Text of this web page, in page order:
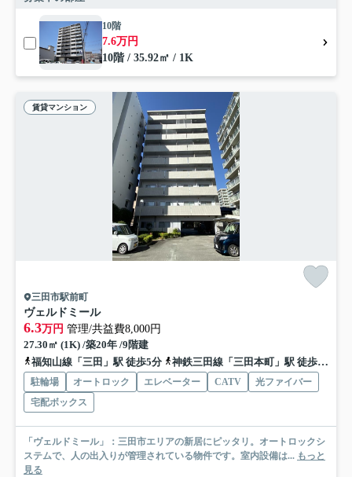
10階
7.6万円
10階 / 35.92㎡ / 1K
賃貸マンション
三田市駅前町
ヴェルドミール
6.3万円 管理/共益費8,000円
27.30㎡ (1K) /築20年 /9階建
福知山線「三田」駅 徒歩5分
神鉄三田線「三田本町」駅 徒歩8分
駐輪場 オートロック エレベーター CATV
光ファイバー
宅配ボックス
「ヴェルドミール」：三田市エリアの新居にピッタリ。オートロックシ
ステムで、人の出入りが管理されている物件です。室内設備は... もっと
見る